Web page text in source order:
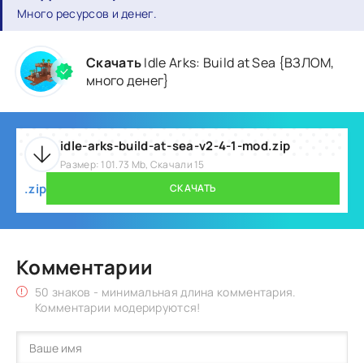
Много ресурсов и денег.
СкачатьIdle Arks: Build at Sea {ВЗЛОМ,
много денег}
idle-arks-build-at-sea-v2-4-1-mod.zip
Размер: 101.73 Mb, Скачали 15
.zip СКАЧАТЬ
Комментарии
50 знаков - минимальная длина комментария.
Комментарии модерируются!